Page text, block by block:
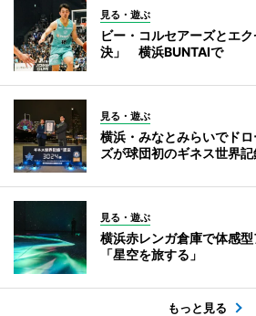
見る・遊ぶ
ビー・コルセアーズとエ
決」 横浜BUNTAIで
見る・遊ぶ
横浜・みなとみらいでド
ズが球団初のギネス世界
見る・遊ぶ
横浜赤レンガ倉庫で体感
「星空を旅する」
もっと見る